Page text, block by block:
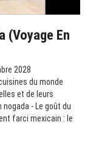
(Voyage En
2028
du monde
et de leurs
- Le goût du
farci mexicain : le